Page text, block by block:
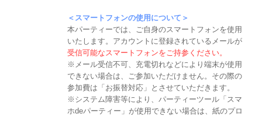
＜スマートフォンの使用について＞
本パーティーでは、ご自身のスマートフォンを使用
いたします。アカウントに登録されているメールが
受信可能なスマートフォンをご持参ください。
※メール受信不可、充電切れなどにより端末が使用
できない場合は、ご参加いただけません。その際の
参加費は「お振替対応」とさせていただきます。
※システム障害等により、パーティーツール「スマ
ホdeパーティー」が使用できない場合は、紙のプロ